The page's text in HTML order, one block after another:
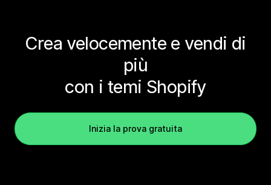
Crea velocemente e vendi di
più
con i temi Shopify
Inizia la prova gratuita